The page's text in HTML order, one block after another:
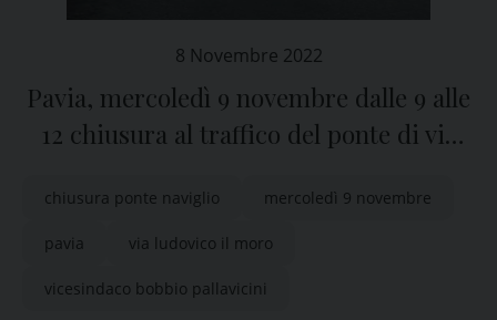
8 Novembre 2022
Pavia, mercoledì 9 novembre dalle 9 alle
12 chiusura al traffico del ponte di via
chiusura ponte naviglio mercoledì 9 novembre
pavia via ludovico il moro
vicesindaco bobbio pallavicini